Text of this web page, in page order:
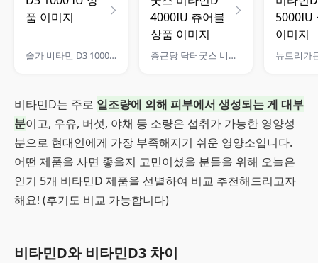
솔가 비타민 D3 1000 IU 종근당 닥터굿스 비타민D 4000IU 츄어블
비타민D는 주로 일조량에 의해 피부에서 생성되는 게 대부
분이고, 우유, 버섯, 야채 등 소량은 섭취가 가능한 영양성
분으로 현대인에게 가장 부족해지기 쉬운 영양소입니다.
어떤 제품을 사면 좋을지 고민이셨을 분들을 위해 오늘은
인기 5개 비타민D 제품을 선별하여 비교 추천해드리고자
해요! (후기도 비교 가능합니다)
비타민D와 비타민D3 차이